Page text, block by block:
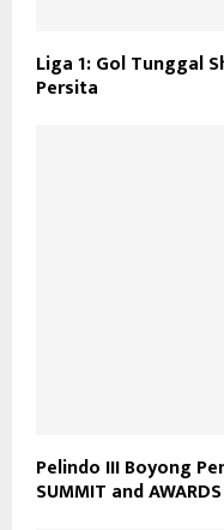
Liga 1: Gol Tunggal
Persita
Pelindo III Boyong
SUMMIT and